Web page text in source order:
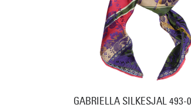
GABRIELLA SILKESJAL 493-